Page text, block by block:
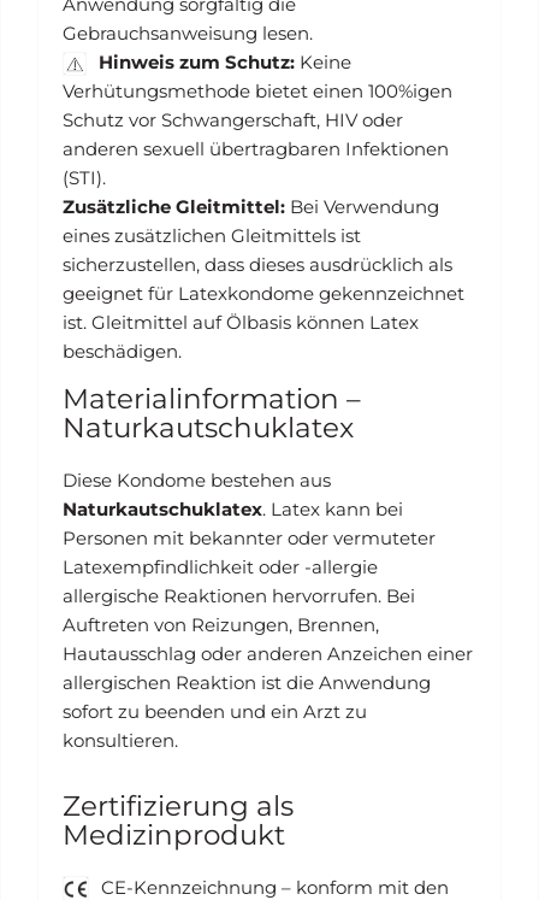
Gebrauchsanweisung lesen.
Hinweis zum Schutz:Keine
Verhütungsmethode bietet einen 100%igen
Schutz vor Schwangerschaft, HIV oder
anderen sexuell übertragbaren Infektionen
(STI).
Zusätzliche Gleitmittel: Bei Verwendung
eines zusätzlichen Gleitmittels ist
sicherzustellen, dass dieses ausdrücklich als
geeignet für Latexkondome gekennzeichnet
ist. Gleitmittel auf Ölbasis können Latex
beschädigen.
Materialinformation –
Naturkautschuklatex
Diese Kondome bestehen aus
Naturkautschuklatex. Latex kann bei
Personen mit bekannter oder vermuteter
Latexempfindlichkeit oder -allergie
allergische Reaktionen hervorrufen. Bei
Auftreten von Reizungen, Brennen,
Hautausschlag oder anderen Anzeichen einer
allergischen Reaktion ist die Anwendung
sofort zu beenden und ein Arzt zu
konsultieren.
Zertifizierung als
Medizinprodukt
CE-Kennzeichnung – konform mit den